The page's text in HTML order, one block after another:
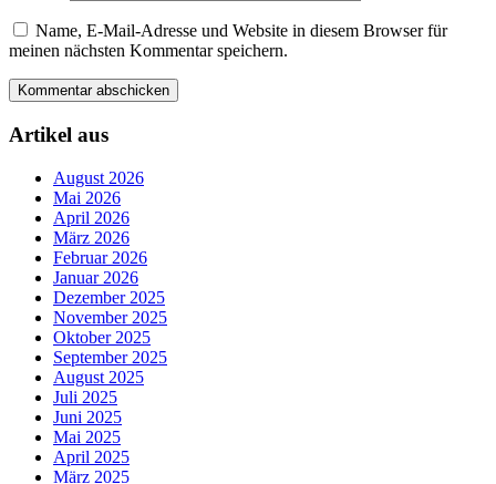
Name, E-Mail-Adresse und Website in diesem Browser für
meinen nächsten Kommentar speichern.
Artikel aus
August 2026
Mai 2026
April 2026
März 2026
Februar 2026
Januar 2026
Dezember 2025
November 2025
Oktober 2025
September 2025
August 2025
Juli 2025
Juni 2025
Mai 2025
April 2025
März 2025